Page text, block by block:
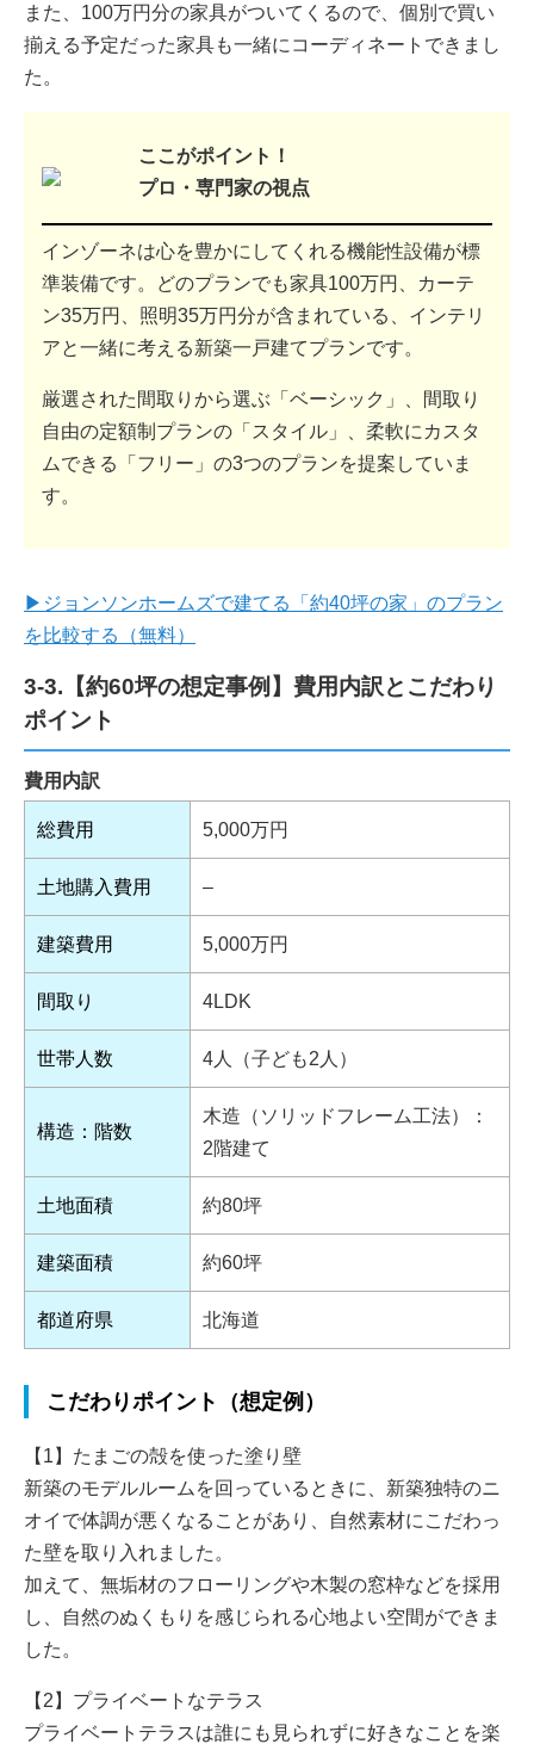
また、100万円分の家具がついてくるので、個別で買い
揃える予定だった家具も一緒にコーディネートできまし
た。
ここがポイント！
プロ・専門家の視点
インゾーネは心を豊かにしてくれる機能性設備が標
準装備です。どのプランでも家具100万円、カーテ
ン35万円、照明35万円分が含まれている、インテリ
アと一緒に考える新築一戸建てプランです。
厳選された間取りから選ぶ「ベーシック」、間取り
自由の定額制プランの「スタイル」、柔軟にカスタ
ムできる「フリー」の3つのプランを提案していま
す。
▶ジョンソンホームズで建てる「約40坪の家」のプラン
を比較する（無料）
3-3.【約60坪の想定事例】費用内訳とこだわり
ポイント
費用内訳
総費用 5,000万円
土地購入費用 –
建築費用 5,000万円
間取り 4LDK
世帯人数 4人（子ども2人）
構造：階数
木造（ソリッドフレーム工法）：
2階建て
土地面積 約80坪
建築面積 約60坪
都道府県 北海道
こだわりポイント（想定例）
【1】たまごの殻を使った塗り壁
新築のモデルルームを回っているときに、新築独特のニ
オイで体調が悪くなることがあり、自然素材にこだわっ
た壁を取り入れました。
加えて、無垢材のフローリングや木製の窓枠などを採用
し、自然のぬくもりを感じられる心地よい空間ができま
した。
【2】プライベートなテラス
プライベートテラスは誰にも見られずに好きなことを楽